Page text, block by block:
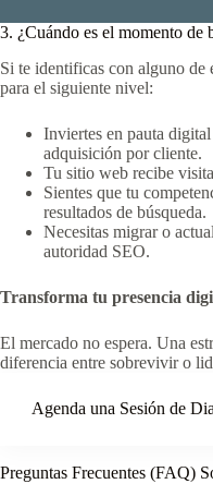
3. ¿Cuándo es el momento de
Si te identificas con alguno de
para el siguiente nivel:
Inviertes en pauta
adquisición por cliente.
Tu sitio web recibe
Sientes que tu
resultados de búsqueda.
Necesitas migrar o
autoridad SEO.
Transforma tu presencia
El mercado no espera. Una
diferencia entre sobrevivir o
Agenda una Sesión de
Preguntas Frecuentes (FAQ)